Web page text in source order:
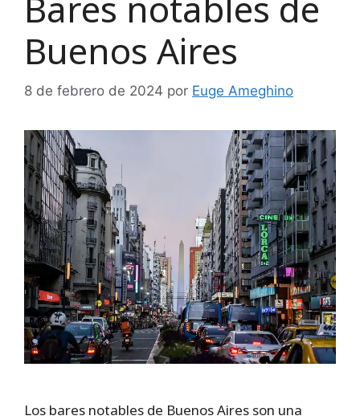
Buenos Aires
8 de febrero de 2024 por Euge Ameghino
Los bares notables de Buenos Aires son una